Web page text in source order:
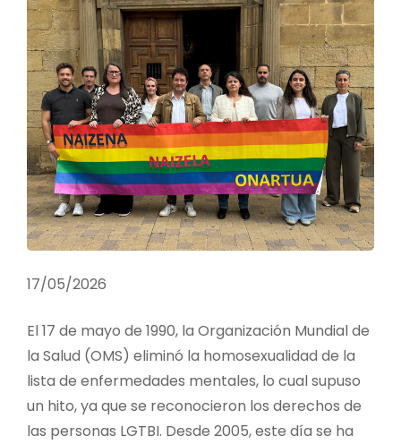
17/05/2026
El 17 de mayo de 1990, la Organización Mundial de
la Salud (OMS) eliminó la homosexualidad de la
lista de enfermedades mentales, lo cual supuso
un hito, ya que se reconocieron los derechos de
las personas LGTBI. Desde 2005, este día se ha